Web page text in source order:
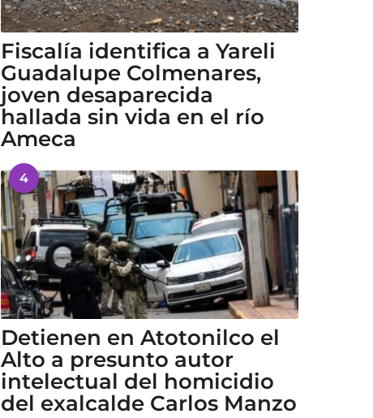
Fiscalía identifica a Yareli
Guadalupe Colmenares,
joven desaparecida
hallada sin vida en el río
Ameca
4
Detienen en Atotonilco el
Alto a presunto autor
intelectual del homicidio
del exalcalde Carlos Manzo